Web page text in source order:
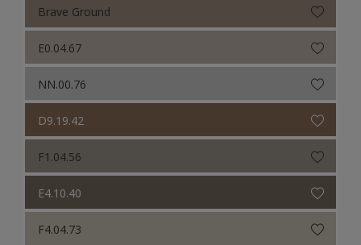
Brave Ground
E0.04.67
NN.00.76
D9.19.42
F1.04.56
E4.10.40
F4.04.73